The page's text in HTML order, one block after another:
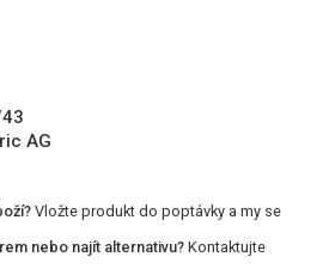
AG
Vložte produkt do poptávky a my se
nebo najít alternativu? Kontaktujte